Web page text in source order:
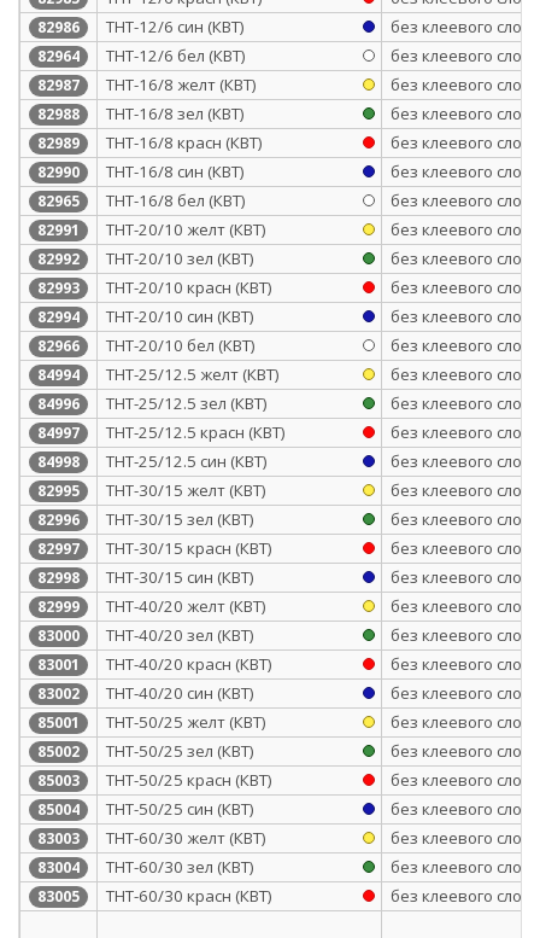
82986 ТНТ-12/6 син (КВТ) без клеевого слоя
82964 ТНТ-12/6 бел (КВТ) без клеевого слоя
82987 ТНТ-16/8 желт (КВТ) без клеевого слоя
82988 ТНТ-16/8 зел (КВТ) без клеевого слоя
82989 ТНТ-16/8 красн (КВТ) без клеевого слоя
82990 ТНТ-16/8 син (КВТ) без клеевого слоя
82965 ТНТ-16/8 бел (КВТ) без клеевого слоя
82991 ТНТ-20/10 желт (КВТ) без клеевого слоя
82992 ТНТ-20/10 зел (КВТ) без клеевого слоя
82993 ТНТ-20/10 красн (КВТ) без клеевого слоя
82994 ТНТ-20/10 син (КВТ) без клеевого слоя
82966 ТНТ-20/10 бел (КВТ) без клеевого слоя
84994 ТНТ-25/12.5 желт (КВТ) без клеевого слоя
84996 ТНТ-25/12.5 зел (КВТ) без клеевого слоя
84997 ТНТ-25/12.5 красн (КВТ) без клеевого слоя
84998 ТНТ-25/12.5 син (КВТ) без клеевого слоя
82995 ТНТ-30/15 желт (КВТ) без клеевого слоя
82996 ТНТ-30/15 зел (КВТ) без клеевого слоя
82997 ТНТ-30/15 красн (КВТ) без клеевого слоя
82998 ТНТ-30/15 син (КВТ) без клеевого слоя
82999 ТНТ-40/20 желт (КВТ) без клеевого слоя
83000 ТНТ-40/20 зел (КВТ) без клеевого слоя
83001 ТНТ-40/20 красн (КВТ) без клеевого слоя
83002 ТНТ-40/20 син (КВТ) без клеевого слоя
85001 ТНТ-50/25 желт (КВТ) без клеевого слоя
85002 ТНТ-50/25 зел (КВТ) без клеевого слоя
85003 ТНТ-50/25 красн (КВТ) без клеевого слоя
85004 ТНТ-50/25 син (КВТ) без клеевого слоя
83003 ТНТ-60/30 желт (КВТ) без клеевого слоя
83004 ТНТ-60/30 зел (КВТ) без клеевого слоя
83005 ТНТ-60/30 красн (КВТ) без клеевого слоя